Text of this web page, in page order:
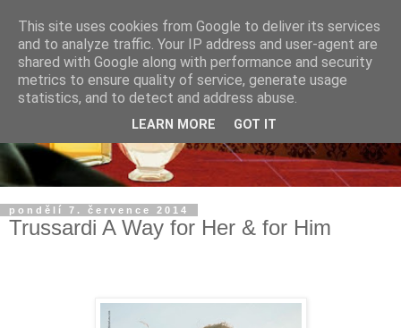
pondělí 7. července 2014
Trussardi A Way for Her & for Him
This site uses cookies from Google to deliver its services
and to analyze traffic. Your IP address and user-agent are
shared with Google along with performance and security
metrics to ensure quality of service, generate usage
statistics, and to detect and address abuse.
LEARN MORE GOT IT